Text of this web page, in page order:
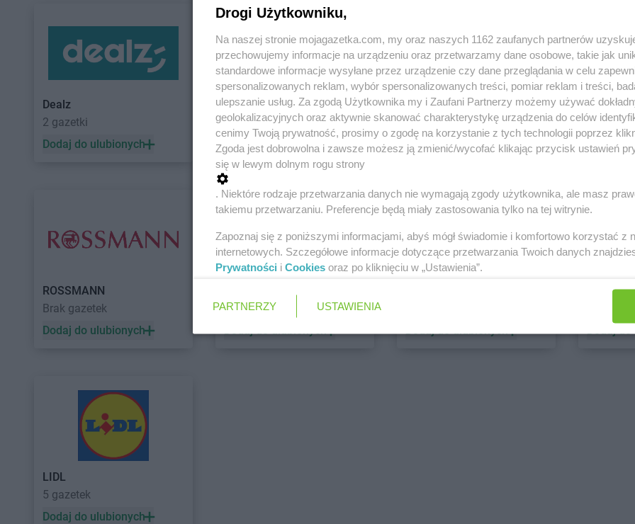
Dealz
2 gazetki
Dodaj do ulubionych
POLOmarket
11 gazetek
Dodaj do ulubionych
PEPCO
1 gazetka
Dodaj do ulubionych
dino
2 gazetki
Dodaj
ROSSMANN
Brak gazetek
Dodaj do ulubionych
5 gazetek
Dodaj do ulubionych
Dodaj do ulubionych
Dodaj
LIDL
5 gazetek
Dodaj do ulubionych
Drogi Użytkowniku,
Na naszej stronie mojagazetka.com, my oraz naszych 1162 zaufanych partnerów
przechowujemy informacje na urządzeniu oraz przetwarzamy dane osobowe, takie jak
standardowe informacje wysyłane przez urządzenie czy dane przeglądania w celu
spersonalizowanych reklam, wybór spersonalizowanych treści, pomiar reklam i treści,
ulepszanie usług. Za zgodą Użytkownika my i Zaufani Partnerzy możemy używać
geolokalizacyjnych oraz aktywnie skanować charakterystykę urządzenia do celów
cenimy Twoją prywatność, prosimy o zgodę na korzystanie z tych technologii poprzez
Zgoda jest dobrowolna i zawsze możesz ją zmienić/wycofać klikając przycisk ustawień
się w lewym dolnym rogu strony
. Niektóre rodzaje przetwarzania danych nie wymagają zgody użytkownika, ale masz
takiemu przetwarzaniu. Preferencje będą miały zastosowania tylko na tej witrynie.
Zapoznaj się z poniższymi informacjami, abyś mógł świadomie i komfortowo korzystać z
internetowych. Szczegółowe informacje dotyczące przetwarzania Twoich danych
Prywatności i Cookies oraz po kliknięciu w „Ustawienia”.
PARTNERZY USTAWIENIA